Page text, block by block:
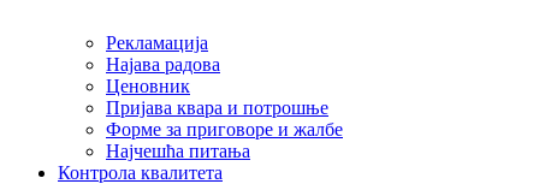
Рекламација
Најава радова
Ценовник
Пријава квара и потрошње
Форме за приговоре и жалбе
Најчешћа питања
Контрола квалитета